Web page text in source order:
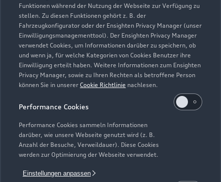
Funktionen während der Nutzung der Webseite zur Verfügung zu
stellen. Zu diesen Funktionen gehört z. B. der
Fahrzeugkonfigurator oder der Ensighten Privacy Manager (unser
Einwilligungsmanagementtool). Der Ensighten Privacy Manager
verwendet Cookies, um Informationen darüber zu speichern, ob
und wenn ja, für welche Kategorien von Cookies Benutzer ihre
Einwilligung erteilt haben. Weitere Informationen zum Ensighten
Privacy Manager, sowie zu Ihren Rechten als betroffene Person
können Sie in unserer Cookie Richtlinie nachlesen.
Performance Cookies
Performance Cookies sammeln Informationen
darüber, wie unsere Webseite genutzt wird (z. B.
Anzahl der Besuche, Verweildauer). Diese Cookies
werden zur Optimierung der Webseite verwendet.
Einstellungen anpassen
Zurück nach oben
Modelle
Elektromodelle
Plug-in-Hybride
Neuwagensuche
Gebrauchtwagensuche
Service & Zubehör
Saisonale Angebote
Audi Services
Support
Über Audi